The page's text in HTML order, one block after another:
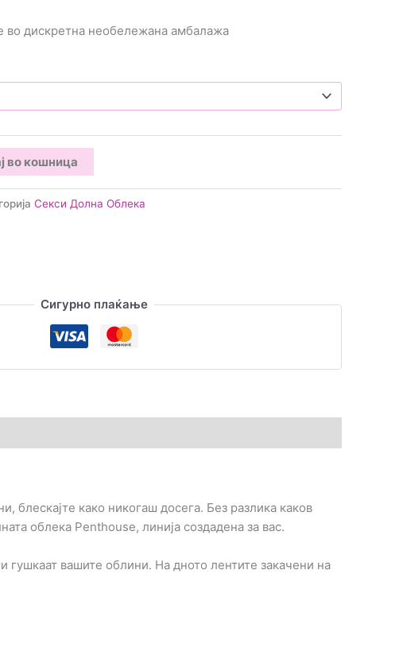
во дискретна необележана амбалажа
во кошница
Секси Долна Облека
Сигурно плаќање
блескајте како никогаш досега. Без разлика каков
облека Penthouse, линија создадена за вас.
вашите облини. На дното лентите закачени на